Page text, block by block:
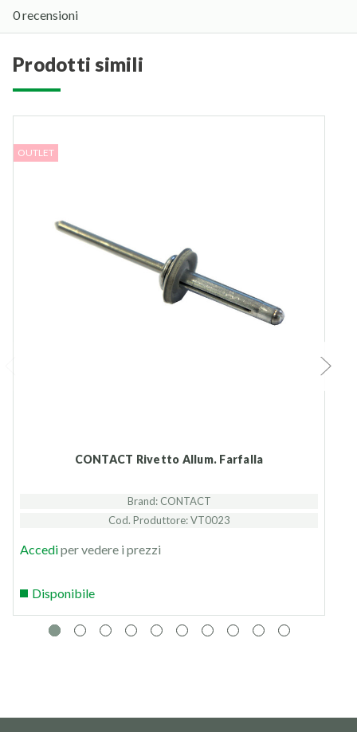
0 recensioni
prodotti simili
OUTLET
CONTACT Rivetto Allum. Farfalla
Brand: CONTACT
Cod. Produttore: VT0023
Accediper vedere i prezzi
Disponibile